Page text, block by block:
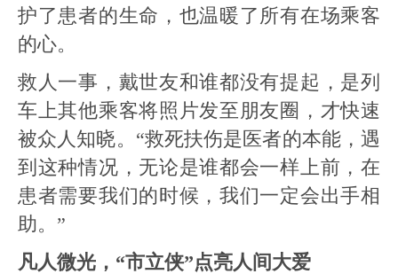
护了患者的生命，也温暖了所有在场乘客
的心。
救人一事，戴世友和谁都没有提起，是列
车上其他乘客将照片发至朋友圈，才快速
被众人知晓。“救死扶伤是医者的本能，遇
到这种情况，无论是谁都会一样上前，在
患者需要我们的时候，我们一定会出手相
助。”
凡人微光，“市立侠”点亮人间大爱